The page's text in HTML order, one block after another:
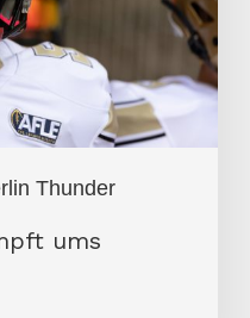
Thunder
ums